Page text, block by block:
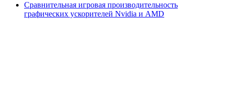
Сравнительная игровая производительность
графических ускорителей Nvidia и AMD